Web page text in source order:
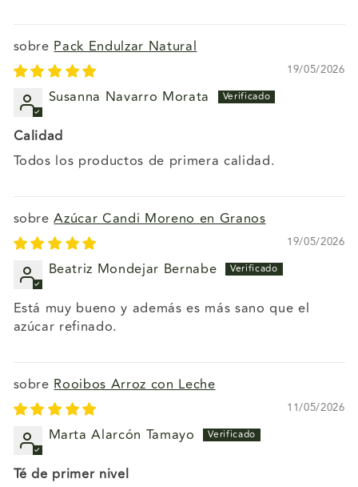
Pack Endulzar Natural
19/05/2026
Susanna Navarro Morata
Calidad
Todos los productos de primera calidad.
Azúcar Candi Moreno en Granos
19/05/2026
Beatriz Mondejar Bernabe
Está muy bueno y además es más sano que el
azúcar refinado.
Rooibos Arroz con Leche
11/05/2026
Marta Alarcón Tamayo
Té de primer nivel